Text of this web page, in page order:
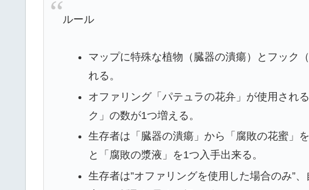
ルール
マップに特殊な植物（臓器の潰瘍）とフック
れる。
オファリング「パテュラの花弁」が使用され
ク」の数が1つ増える。
生存者は「臓器の潰瘍」から「腐敗の花蜜」
と「腐敗の漿液」を1つ入手出来る。
生存者は”オファリングを使用した場合のみ”